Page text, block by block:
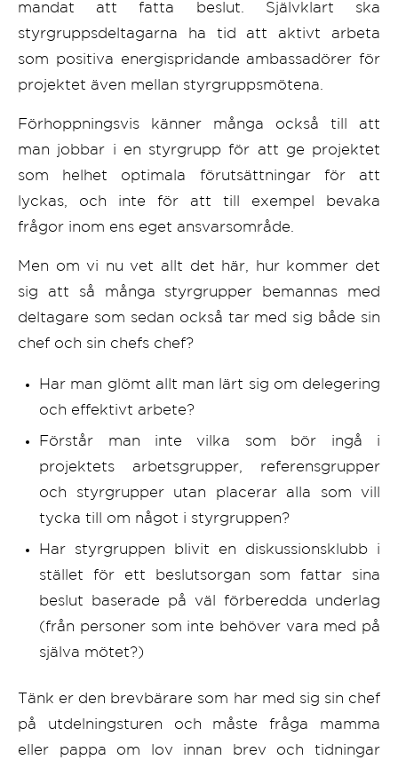
mandat att fatta beslut. Självklart ska
styrgruppsdeltagarna ha tid att aktivt arbeta
som positiva energispridande ambassadörer för
projektet även mellan styrgruppsmötena.
Förhoppningsvis känner många också till att
man jobbar i en styrgrupp för att ge projektet
som helhet optimala förutsättningar för att
lyckas, och inte för att till exempel bevaka
frågor inom ens eget ansvarsområde.
Men om vi nu vet allt det här, hur kommer det
sig att så många styrgrupper bemannas med
deltagare som sedan också tar med sig både sin
chef och sin chefs chef?
Har man glömt allt man lärt sig om delegering
och effektivt arbete?
Förstår man inte vilka som bör ingå i
projektets arbetsgrupper, referensgrupper
och styrgrupper utan placerar alla som vill
tycka till om något i styrgruppen?
Har styrgruppen blivit en diskussionsklubb i
stället för ett beslutsorgan som fattar sina
beslut baserade på väl förberedda underlag
(från personer som inte behöver vara med på
själva mötet?)
Tänk er den brevbärare som har med sig sin chef
på utdelningsturen och måste fråga mamma
eller pappa om lov innan brev och tidningar